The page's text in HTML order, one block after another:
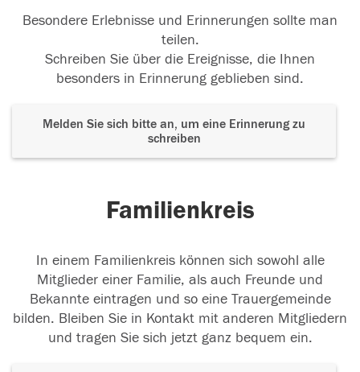
Besondere Erlebnisse und Erinnerungen sollte man
teilen.
Schreiben Sie über die Ereignisse, die Ihnen
besonders in Erinnerung geblieben sind.
Melden Sie sich bitte an, um eine Erinnerung zu
schreiben
Familienkreis
In einem Familienkreis können sich sowohl alle
Mitglieder einer Familie, als auch Freunde und
Bekannte eintragen und so eine Trauergemeinde
bilden. Bleiben Sie in Kontakt mit anderen Mitgliedern
und tragen Sie sich jetzt ganz bequem ein.